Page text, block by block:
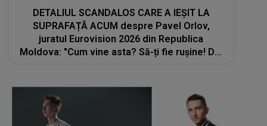
DETALIUL SCANDALOS CARE A IEȘIT LA
SUPRAFAȚĂ ACUM despre Pavel Orlov,
juratul Eurovision 2026 din Republica
Moldova: "Cum vine asta? Să-ți fie rușine! Din